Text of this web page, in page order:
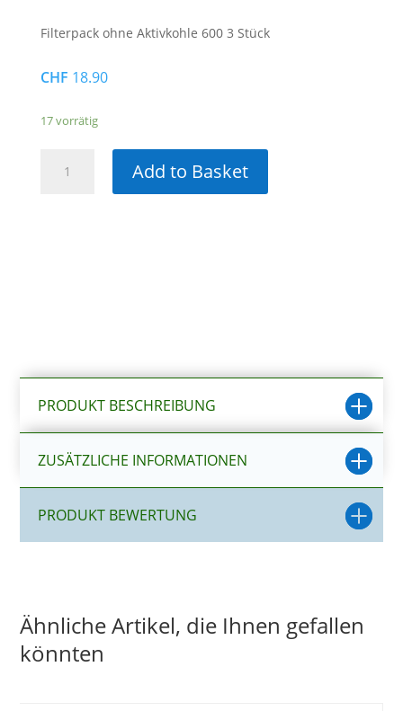
Filterpack ohne Aktivkohle 600 3 Stück
CHF 18.90
17 vorrätig
ohne
Add to Basket
PRODUKT BESCHREIBUNG
ZUSÄTZLICHE INFORMATIONEN
PRODUKT BEWERTUNG
Ähnliche Artikel, die Ihnen gefallen
könnten